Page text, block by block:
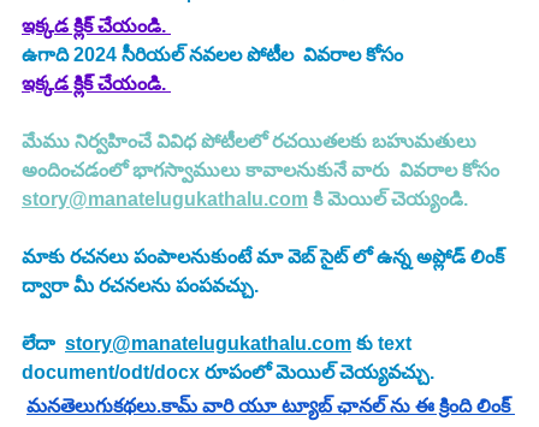
ఇక్కడ క్లిక్ చేయండి.
ఉగాది 2024 సీరియల్ నవలల పోటీల  వివరాల కోసం
ఇక్కడ క్లిక్ చేయండి.
మేము నిర్వహించే వివిధ పోటీలలో రచయితలకు బహుమతులు
అందించడంలో భాగస్వాములు కావాలనుకునే వారు  వివరాల కోసం
story@manatelugukathalu.com కి మెయిల్ చెయ్యండి.
మాకు రచనలు పంపాలనుకుంటే మా వెబ్ సైట్ లో ఉన్న అప్లోడ్ లింక్
ద్వారా మీ రచనలను పంపవచ్చు.
లేదా story@manatelugukathalu.com కు text
document/odt/docx రూపంలో మెయిల్ చెయ్యవచ్చు.
మనతెలుగుకథలు.కామ్ వారి యూ ట్యూబ్ ఛానల్ ను ఈ క్రింది లింక్